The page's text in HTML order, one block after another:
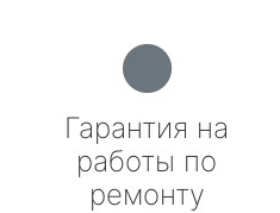
Гарантия на
работы по
ремонту